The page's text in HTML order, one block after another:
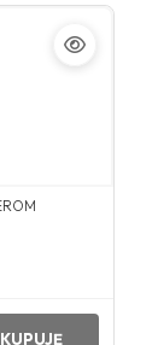
KUPUJĘ